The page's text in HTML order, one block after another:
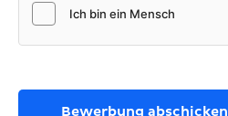
Bewerbung abschicken